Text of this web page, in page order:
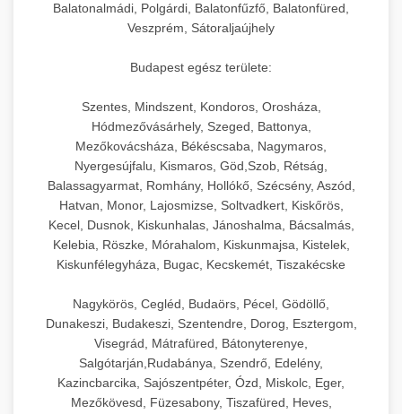
Balatonalmádi, Polgárdi, Balatonfűzfő, Balatonfüred,
Veszprém, Sátoraljaújhely
Budapest egész területe:
Szentes, Mindszent, Kondoros, Orosháza,
Hódmezővásárhely, Szeged, Battonya,
Mezőkovácsháza, Békéscsaba, Nagymaros,
Nyergesújfalu, Kismaros, Göd,Szob, Rétság,
Balassagyarmat, Romhány, Hollókő, Szécsény, Aszód,
Hatvan, Monor, Lajosmizse, Soltvadkert, Kiskőrös,
Kecel, Dusnok, Kiskunhalas, Jánoshalma, Bácsalmás,
Kelebia, Röszke, Mórahalom, Kiskunmajsa, Kistelek,
Kiskunfélegyháza, Bugac, Kecskemét, Tiszakécske
Nagykörös, Cegléd, Budaörs, Pécel, Gödöllő,
Dunakeszi, Budakeszi, Szentendre, Dorog, Esztergom,
Visegrád, Mátrafüred, Bátonyterenye,
Salgótarján,Rudabánya, Szendrő, Edelény,
Kazincbarcika, Sajószentpéter, Ózd, Miskolc, Eger,
Mezőkövesd, Füzesabony, Tiszafüred, Heves,